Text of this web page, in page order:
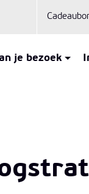
je bezoek